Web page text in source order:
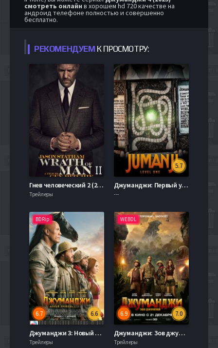
смотреть онлайн в хорошем hd 720 качестве на
андроид телефоне полностью и совершенно
бесплатно.
РЕКОМЕНДУЕМ К ПРОСМОТРУ:
Гнев человеческий 2 (2024)
Трейлеры
5.7
Джуманджи: Первый уровень (2020)
---
BDRip
6.6
6.7
Джуманджи 3: Новый уровень (2019)
Трейлеры
WEBDL
7.0
6.9
Джуманджи: Зов джунглей (2017)
Трейлеры